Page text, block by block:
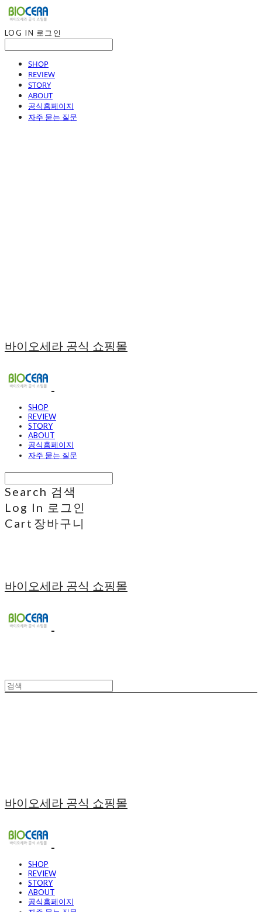
LOG IN 로그인
SHOP
REVIEW
STORY
ABOUT
공식홈페이지
자주 묻는 질문
바이오세라 공식 쇼핑몰
SHOP
REVIEW
STORY
ABOUT
공식홈페이지
자주 묻는 질문
Search 검색
Log In 로그인
Cart 장바구니
바이오세라 공식 쇼핑몰
바이오세라 공식 쇼핑몰
SHOP
REVIEW
STORY
ABOUT
공식홈페이지